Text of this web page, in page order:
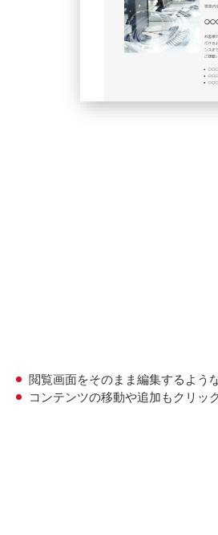
閲覧画面をそのまま編集するよう
コンテンツの移動や追加もクリッ